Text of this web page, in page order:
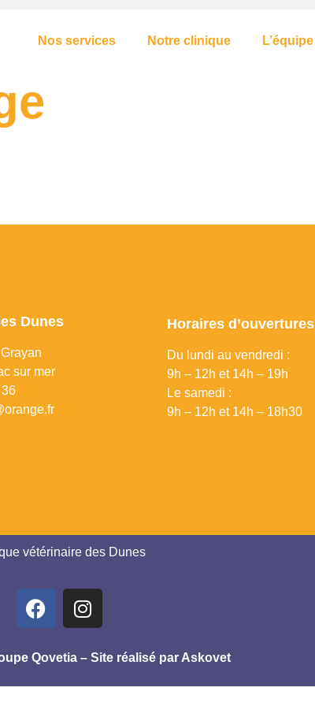
Nos services Notre clinique L’équipe
Dunes
sur mer
Horaires d’ouvertures
Du lundi au vendredi :
9h – 12h et 14h – 19h
Le samedi :
9h – 12h et 14h – 18h30
vétérinaire des Dunes
Qovetia– Site réalisé par Askovet